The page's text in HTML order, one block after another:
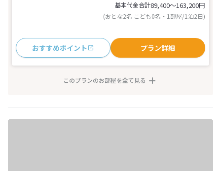
基本代金合計89,400〜163,200円
(おとな2名 こども0名・1部屋/1泊2日)
おすすめポイント プラン詳細
このプランのお部屋を全て見る